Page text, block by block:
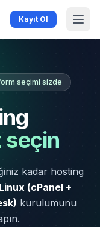
Kayıt Ol
seçimi sizde
seçin
kadar hosting
Linux (cPanel +
kurulumunu